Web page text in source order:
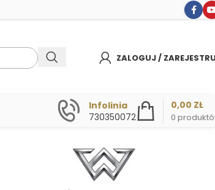
ZALOGUJ /
Infolinia
730350072
0
0,00 ZŁ